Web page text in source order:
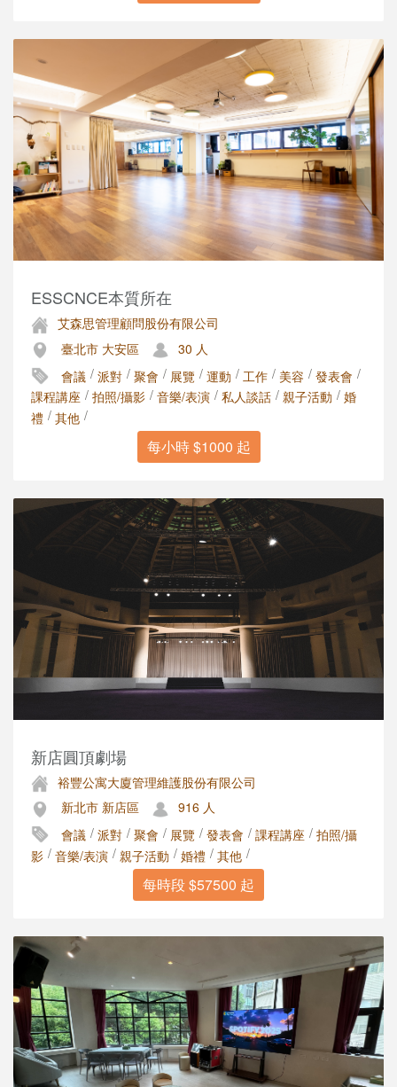
ESSCNCE本質所在
艾森思管理顧問股份有限公司
臺北市 大安區
30 人
會議 / 派對 / 聚會 / 展覽 / 運動 / 工作 / 美容 / 發表會 /
課程講座 / 拍照/攝影 / 音樂/表演 / 私人談話 / 親子活動 / 婚
禮 / 其他 /
每小時 $1000 起
新店圓頂劇場
裕豐公寓大廈管理維護股份有限公司
新北市 新店區
916 人
會議 / 派對 / 聚會 / 展覽 / 發表會 / 課程講座 / 拍照/攝
影 / 音樂/表演 / 親子活動 / 婚禮 / 其他 /
每時段 $57500 起